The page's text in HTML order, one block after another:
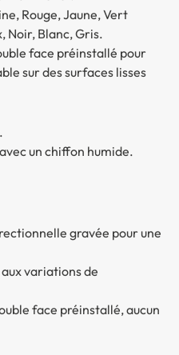
Rouge, Jaune, Vert
Noir, Blanc, Gris.
face préinstallé pour
sur des surfaces lisses
un chiffon humide.
gravée pour une
variations de
face préinstallé, aucun